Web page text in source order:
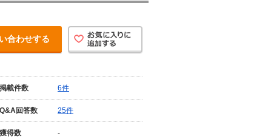
合わせする
載件数 6件
回答数 25件
得数 -